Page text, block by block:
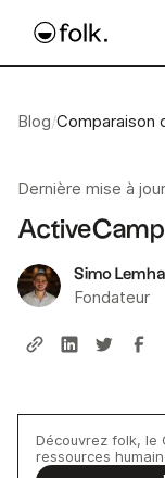
Blog/Comparaison
Dernière mise à jour
Simo
Fondateur
Découvrez folk, le
ressources